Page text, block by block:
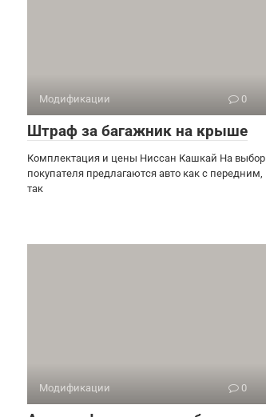
Модификации 0
Штраф за багажник на крыше
Комплектация и цены Ниссан Кашкай На выбор
покупателя предлагаются авто как с передним,
так
Модификации 0